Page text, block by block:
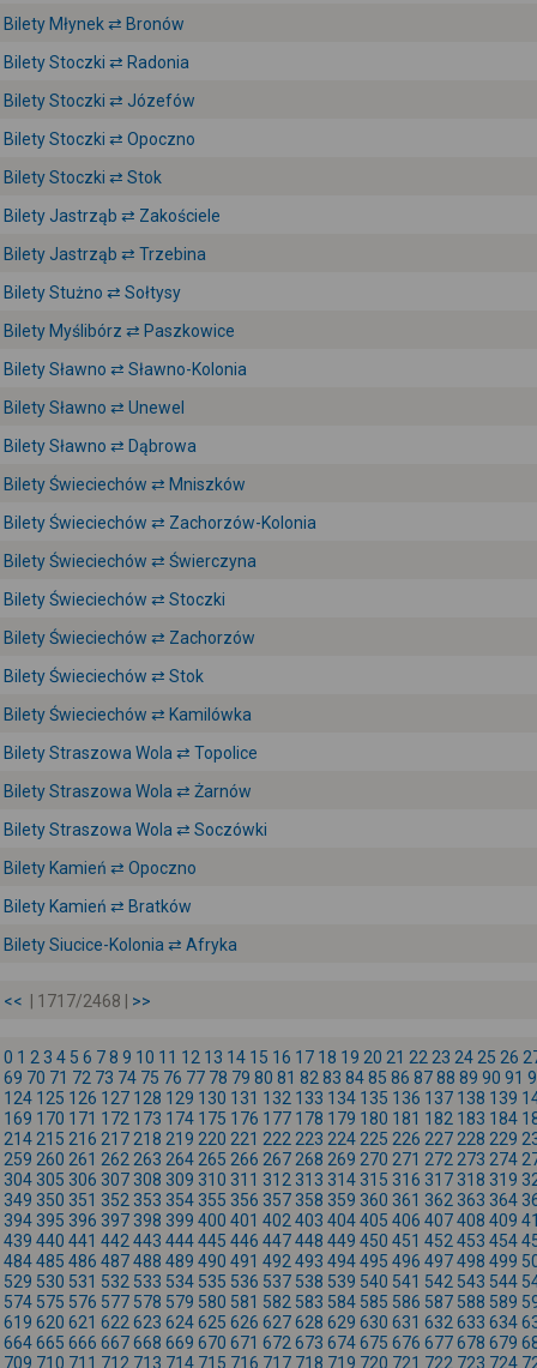
Bilety Młynek ⇄ Bronów
Bilety Stoczki ⇄ Radonia
Bilety Stoczki ⇄ Józefów
Bilety Stoczki ⇄ Opoczno
Bilety Stoczki ⇄ Stok
Bilety Jastrząb ⇄ Zakościele
Bilety Jastrząb ⇄ Trzebina
Bilety Stużno ⇄ Sołtysy
Bilety Myślibórz ⇄ Paszkowice
Bilety Sławno ⇄ Sławno-Kolonia
Bilety Sławno ⇄ Unewel
Bilety Sławno ⇄ Dąbrowa
Bilety Świeciechów ⇄ Mniszków
Bilety Świeciechów ⇄ Zachorzów-Kolonia
Bilety Świeciechów ⇄ Świerczyna
Bilety Świeciechów ⇄ Stoczki
Bilety Świeciechów ⇄ Zachorzów
Bilety Świeciechów ⇄ Stok
Bilety Świeciechów ⇄ Kamilówka
Bilety Straszowa Wola ⇄ Topolice
Bilety Straszowa Wola ⇄ Żarnów
Bilety Straszowa Wola ⇄ Soczówki
Bilety Kamień ⇄ Opoczno
Bilety Kamień ⇄ Bratków
Bilety Siucice-Kolonia ⇄ Afryka
<< | 1717/2468 | >>
0 1 2 3 4 5 6 78 9 10 11 12 13 14 15 16 17 18 19 20 21 22 23 24 25 26
69 70 71 72 73 74 75 76 77 78 79 80 81 82 83 8485 86 8788 89 90 91
124 125 126 127 128 129 130 131 132 133 134 135 136 137 138 139
169 170 171 172 173 174 175 176 177 178 179 180 181 182 183 184
214 215 216 217 218 219 220 221 222 223 224 225 226 227 228 229
259 260 261 262 263 264 265 266 267 268 269 270 271 272 273 274
304 305 306 307 308 309 310 311 312 313 314 315 316 317 318 319
349 350 351 352 353 354 355 356 357 358 359 360 361 362 363 364
394 395 396 397 398 399 400 401 402 403 404405 406 407408 409
439 440 441 442 443 444445 446 447448 449 450 451 452 453 454
484485 486 487488 489 490 491 492 493 494495 496 497498 499
529 530 531 532 533 534 535 536 537 538 539 540 541 542 543 544
574 575 576 577 578 579 580 581 582 583 584 585 586 587 588 589
619 620 621 622 623 624625 626 627628 629 630 631 632 633 634
664665 666 667668 669 670 671 672 673 674675 676 677678 679
709 710 711 712 713 714 715 716 717 718 719 720 721 722 723 724